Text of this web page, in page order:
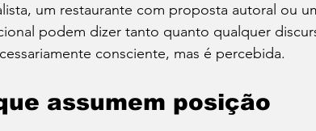
um restaurante com proposta autoral ou
podem dizer tanto quanto qualquer
consciente, mas é percebida.
assumem posição